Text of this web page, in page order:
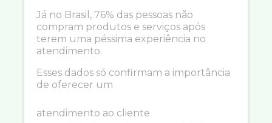
Já no Brasil, 76% das pessoas não
compram produtos e serviços após
terem uma péssima experiência no
atendimento.
Esses dados só confirmam a importância
de oferecer um
atendimento ao cliente